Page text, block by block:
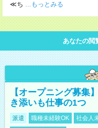
≪ち ...もっとみる
あなたの閲
【オープニング募集
き添いも仕事の1つ
派遣 職種未経験OK 社会人